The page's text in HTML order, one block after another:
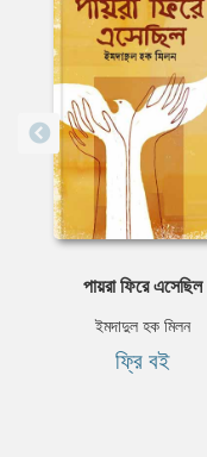
পায়রা ফিরে এসেছিল
ইমদাদুল হক মিলন
ফ্রি বই